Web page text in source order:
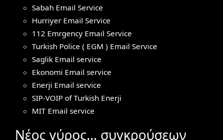
Sabah Email Service
Hurriyer Email Service
112 Emrgency Email Service
Turkish Police ( EGM ) Email Service
Saglik Email service
Ekonomi Email service
Enerji Email service
SIP-VOIP of Turkish Enerji
MIT Email service
Νέος γύρος… συγκρούσεων